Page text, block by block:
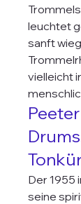
leuchtet
sanft
vielleicht
Der 1955
seine